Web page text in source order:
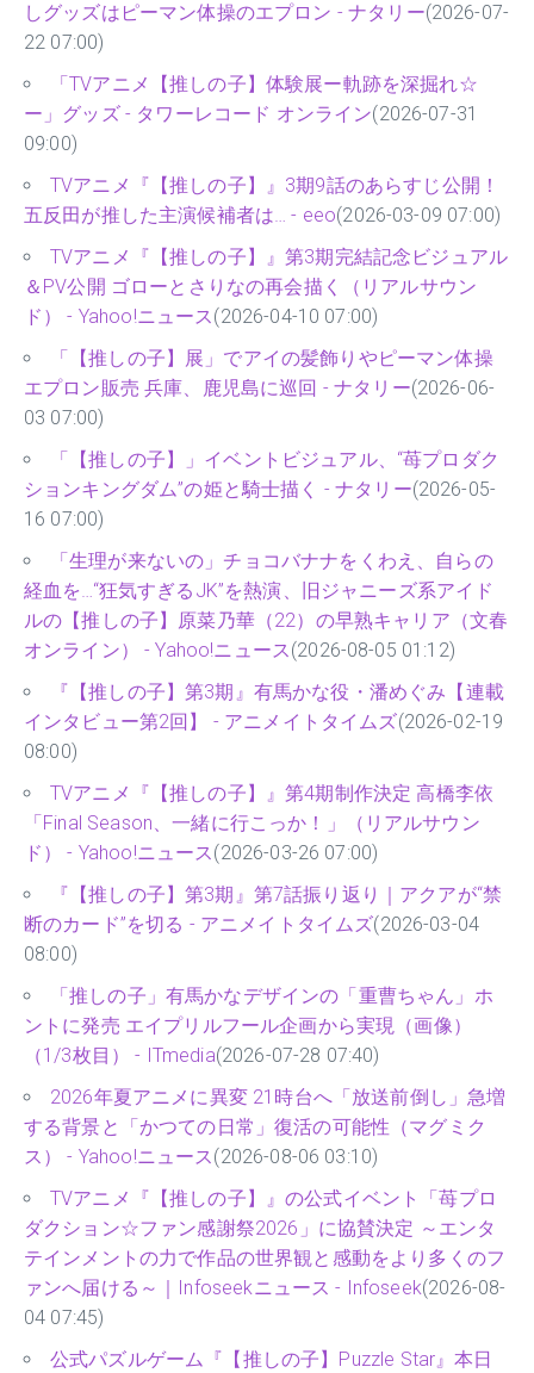
しグッズはピーマン体操のエプロン - ナタリー(2026-07-
22 07:00)
「TVアニメ【推しの子】体験展ー軌跡を深掘れ☆
ー」グッズ - タワーレコード オンライン(2026-07-31
09:00)
TVアニメ『【推しの子】』3期9話のあらすじ公開！
五反田が推した主演候補者は… - eeo(2026-03-09 07:00)
TVアニメ『【推しの子】』第3期完結記念ビジュアル
＆PV公開 ゴローとさりなの再会描く（リアルサウン
ド） - Yahoo!ニュース(2026-04-10 07:00)
「【推しの子】展」でアイの髪飾りやピーマン体操
エプロン販売 兵庫、鹿児島に巡回 - ナタリー(2026-06-
03 07:00)
「【推しの子】」イベントビジュアル、“苺プロダク
ションキングダム”の姫と騎士描く - ナタリー(2026-05-
16 07:00)
「生理が来ないの」チョコバナナをくわえ、自らの
経血を…“狂気すぎるJK”を熱演、旧ジャニーズ系アイド
ルの【推しの子】原菜乃華（22）の早熟キャリア（文春
オンライン） - Yahoo!ニュース(2026-08-05 01:12)
『【推しの子】第3期』有馬かな役・潘めぐみ【連載
インタビュー第2回】 - アニメイトタイムズ(2026-02-19
08:00)
TVアニメ『【推しの子】』第4期制作決定 高橋李依
「Final Season、一緒に行こっか！」（リアルサウン
ド） - Yahoo!ニュース(2026-03-26 07:00)
『【推しの子】第3期』第7話振り返り｜アクアが“禁
断のカード”を切る - アニメイトタイムズ(2026-03-04
08:00)
「推しの子」有馬かなデザインの「重曹ちゃん」ホ
ントに発売 エイプリルフール企画から実現（画像）
（1/3枚目） - ITmedia(2026-07-28 07:40)
2026年夏アニメに異変 21時台へ「放送前倒し」急増
する背景と「かつての日常」復活の可能性（マグミク
ス） - Yahoo!ニュース(2026-08-06 03:10)
TVアニメ『【推しの子】』の公式イベント「苺プロ
ダクション☆ファン感謝祭2026」に協賛決定 ～エンタ
テインメントの力で作品の世界観と感動をより多くのフ
ァンへ届ける～｜Infoseekニュース - Infoseek(2026-08-
04 07:45)
公式パズルゲーム『【推しの子】Puzzle Star』本日